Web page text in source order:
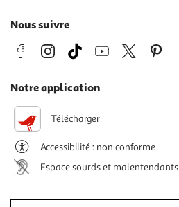
Nous suivre
Notre application
Télécharger
Accessibilité : non conforme
Espace sourds et malentendants